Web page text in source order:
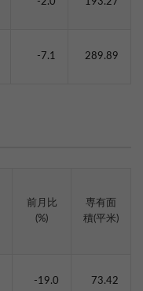
-2.0 193.27
-7.1 289.89
前月比
(%)
専有面
積(平米)
-19.0 73.42